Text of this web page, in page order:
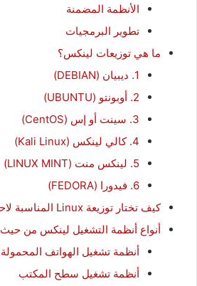
الأنظمة المضمنة
تطوير البرمجيات
ما هي توزيعات لينكس؟
1. ديبيان (DEBIAN)
2. أوبونتو (UBUNTU)
3. سينت أو إس (CentOS)
4. كالي لينكس (Kali Linux)‏
5. لينكس منت (LINUX MINT)
6. فيدورا (FEDORA)
كيف تختار توزيعة Linux المناسبة لاحتياجاتك؟
أنواع أنظمة التشغيل لينكس من
أنظمة تشغيل الهواتف المحمولة
أنظمة تشغيل سطح المكتب